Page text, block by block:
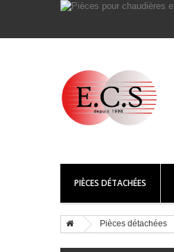
PIÈCES DÉTACHÉES
Pièces détachées